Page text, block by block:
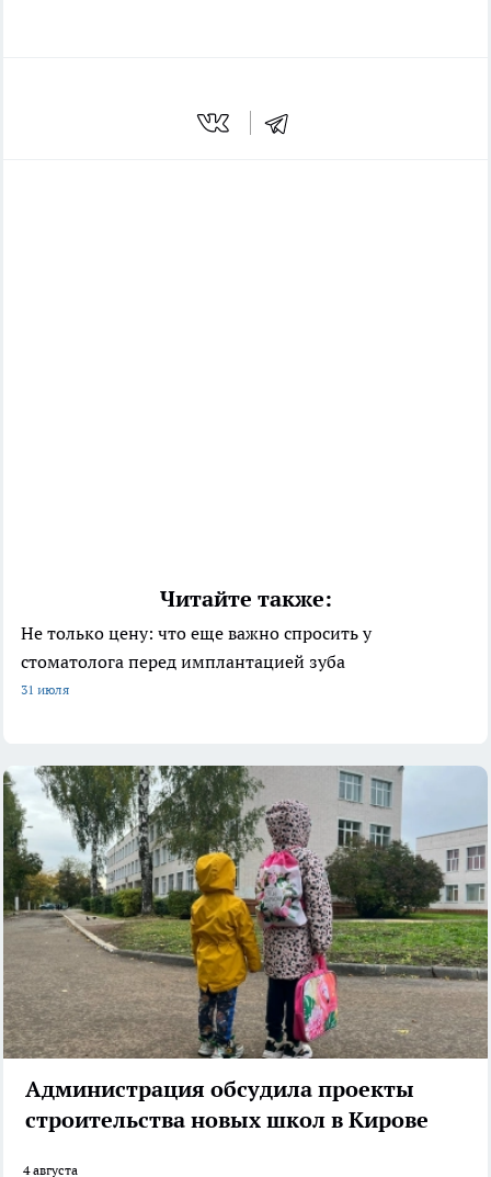
Читайте также:
Не только цену: что еще важно спросить у
стоматолога перед имплантацией зуба
31 июля
Администрация обсудила проекты
строительства новых школ в Кирове
4 августа